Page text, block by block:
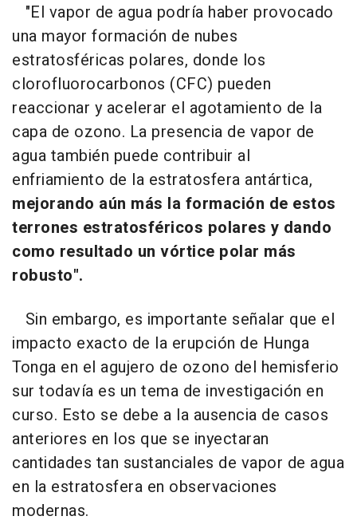
"El vapor de agua podría haber provocado
una mayor formación de nubes
estratosféricas polares, donde los
clorofluorocarbonos (CFC) pueden
reaccionar y acelerar el agotamiento de la
capa de ozono. La presencia de vapor de
agua también puede contribuir al
enfriamiento de la estratosfera antártica,
mejorando aún más la formación de estos
terrones estratosféricos polares y dando
como resultado un vórtice polar más
robusto".
Sin embargo, es importante señalar que el
impacto exacto de la erupción de Hunga
Tonga en el agujero de ozono del hemisferio
sur todavía es un tema de investigación en
curso. Esto se debe a la ausencia de casos
anteriores en los que se inyectaran
cantidades tan sustanciales de vapor de agua
en la estratosfera en observaciones
modernas.